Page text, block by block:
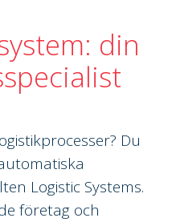
din
Du
Logistic Systems.
företag och